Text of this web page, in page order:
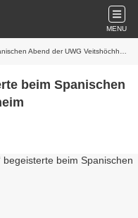
MENU
Abend der UWG Veitshöchheim
beim Spanischen